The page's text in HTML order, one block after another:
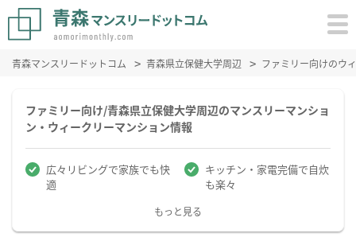
青森マンスリードットコム 青森県立保健大学周辺 ファミリー向けのウ
ファミリー向け/青森県立保健大学周辺のマンスリーマンショ
ン・ウィークリーマンション情報
広々リビングで家族でも快
適
キッチン・家電完備で自炊
も楽々
もっと見る